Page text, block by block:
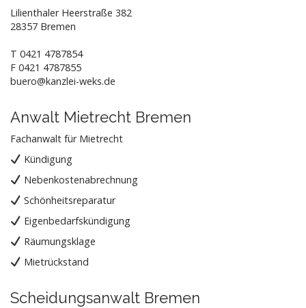
Lilienthaler Heerstraße 382
28357 Bremen
T 0421 4787854
F 0421 4787855
buero@kanzlei-weks.de
Anwalt Mietrecht Bremen
Fachanwalt für Mietrecht
Kündigung
Nebenkostenabrechnung
Schönheitsreparatur
Eigenbedarfskündigung
Räumungsklage
Mietrückstand
Scheidungsanwalt Bremen